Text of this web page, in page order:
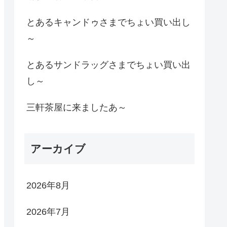
とあるキャンドゥさまでちょい買い出し
～
とあるサンドラッグさまでちょい買い出
し～
三軒茶屋に来ましたあ～
アーカイブ
2026年8月
2026年7月